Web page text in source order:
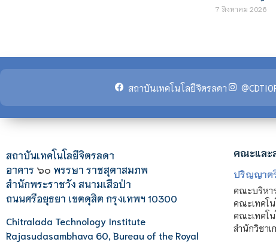
7 สิงหาคม 2026
สถาบันเทคโนโลยีจิตรลดา
สถาบันเทคโนโลยีจิตรลดา
อาคาร ๖๐ พรรษา ราชสุดาสมภพ
สำนักพระราชวัง สนามเสือป่า
ถนนศรีอยุธยา เขตดุสิต กรุงเทพฯ 10300
Chitralada Technology Institute
Rajasudasambhava 60, Bureau of the Royal
คณะและ
ปริญญาต
คณะบริหา
คณะเทคโ
คณะเทคโ
สำนักวิชา